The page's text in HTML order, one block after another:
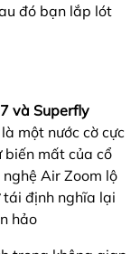
đó bạn lắp lót
và Superfly
một nước cờ cực
biến mất của cổ
Air Zoom lộ
định nghĩa lại
hảo